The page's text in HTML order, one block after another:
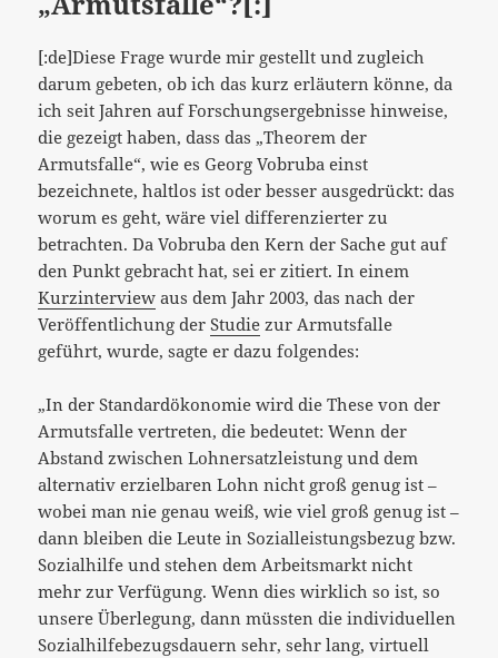
[:de]Diese Frage wurde mir gestellt und zugleich
darum gebeten, ob ich das kurz erläutern könne, da
ich seit Jahren auf Forschungsergebnisse hinweise,
die gezeigt haben, dass das „Theorem der
Armutsfalle“, wie es Georg Vobruba einst
bezeichnete, haltlos ist oder besser ausgedrückt: das
worum es geht, wäre viel differenzierter zu
betrachten. Da Vobruba den Kern der Sache gut auf
den Punkt gebracht hat, sei er zitiert. In einem
Kurzinterview aus dem Jahr 2003, das nach der
Veröffentlichung derStudie zur Armutsfalle
geführt, wurde, sagte er dazu folgendes:
„In der Standardökonomie wird die These von der
Armutsfalle vertreten, die bedeutet: Wenn der
Abstand zwischen Lohnersatzleistung und dem
alternativ erzielbaren Lohn nicht groß genug ist –
wobei man nie genau weiß, wie viel groß genug ist –
dann bleiben die Leute in Sozialleistungsbezug bzw.
Sozialhilfe und stehen dem Arbeitsmarkt nicht
mehr zur Verfügung. Wenn dies wirklich so ist, so
unsere Überlegung, dann müssten die individuellen
Sozialhilfebezugsdauern sehr, sehr lang, virtuell